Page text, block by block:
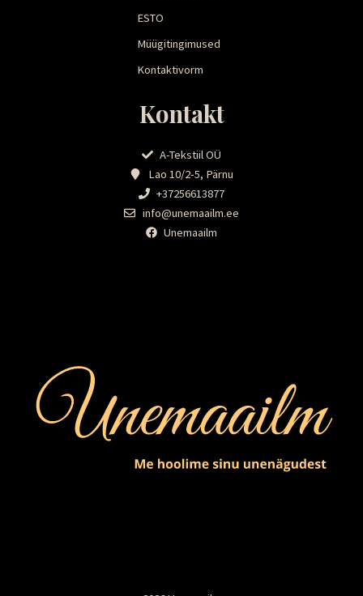
ESTO
Müügitingimused
Kontaktivorm
Kontakt
A-Tekstiil OÜ
Lao 10/2-5, Pärnu
+37256613877
info@unemaailm.ee
Unemaailm